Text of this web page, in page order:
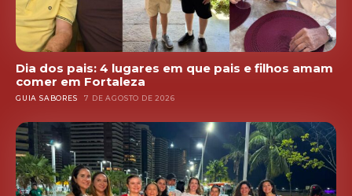
Dia dos pais: 4 lugares em que pais e filhos amam
comer em Fortaleza
GUIA SABORES 7 DE AGOSTO DE 2026